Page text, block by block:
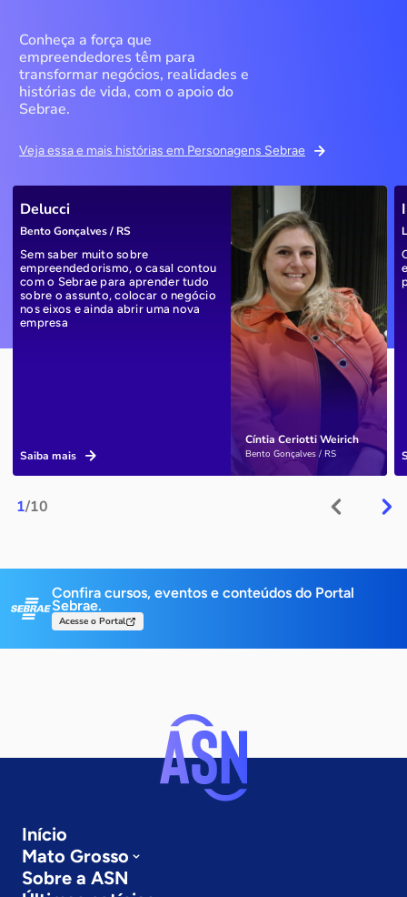
Conheça a força que
empreendedores têm para
transformar negócios, realidades e
histórias de vida, com o apoio do
Sebrae.
Veja essa e mais histórias em Personagens Sebrae
1/10
Cíntia Ceriotti Weirich
Bento Gonçalves / RS
Delucci
Bento Gonçalves / RS
Sem saber muito sobre
empreendedorismo, o casal contou
com o Sebrae para aprender tudo
sobre o assunto, colocar o negócio
nos eixos e ainda abrir uma nova
empresa
Saiba mais
Confira cursos, eventos e conteúdos do Portal
Sebrae.
Acesse o Portal
Início
Mato Grosso
Sobre a ASN